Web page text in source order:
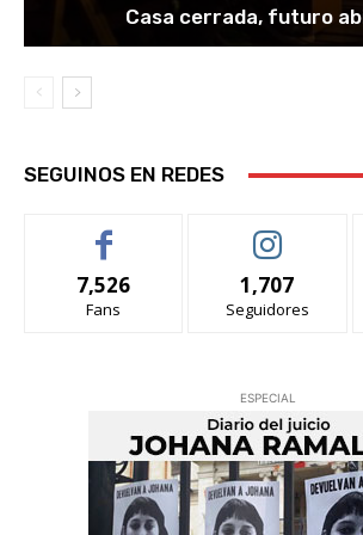
Casa cerrada, futuro
SEGUINOS EN REDES
7,526
Fans
1,707
Seguidores
ESPECIAL